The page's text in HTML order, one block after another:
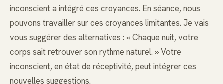
inconscient a intégré ces croyances. En séance, nous
pouvons travailler sur ces croyances limitantes. Je vais
vous suggérer des alternatives : « Chaque nuit, votre
corps sait retrouver son rythme naturel. » Votre
inconscient, en état de réceptivité, peut intégrer ces
nouvelles suggestions.